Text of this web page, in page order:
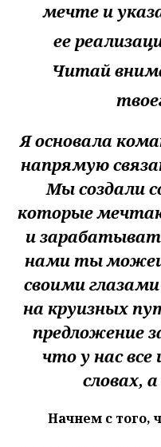
мечте и
ее
Читай
Я основала
напрямую
Мы создали
которые
и
нами ты
своими
на круизных
предложение
что у нас
словах,
Начнем с того,